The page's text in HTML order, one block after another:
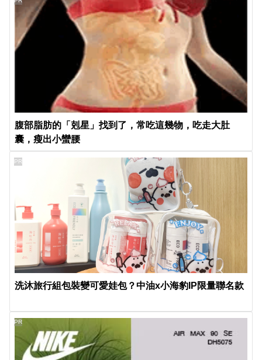
腹部脂肪的「剋星」找到了，常吃這幾物，吃走大肚
囊，瘦出小蠻腰
洗沐旅行組包裝變可愛娃包？中油x小海豹IP限量聯名款
PR
PR